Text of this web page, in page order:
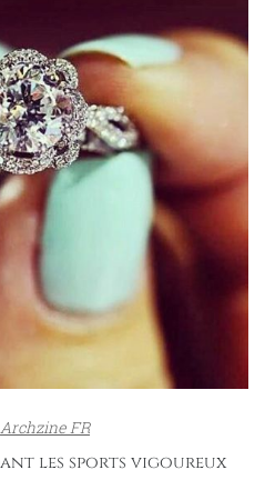
Archzine FR
les sports vigoureux